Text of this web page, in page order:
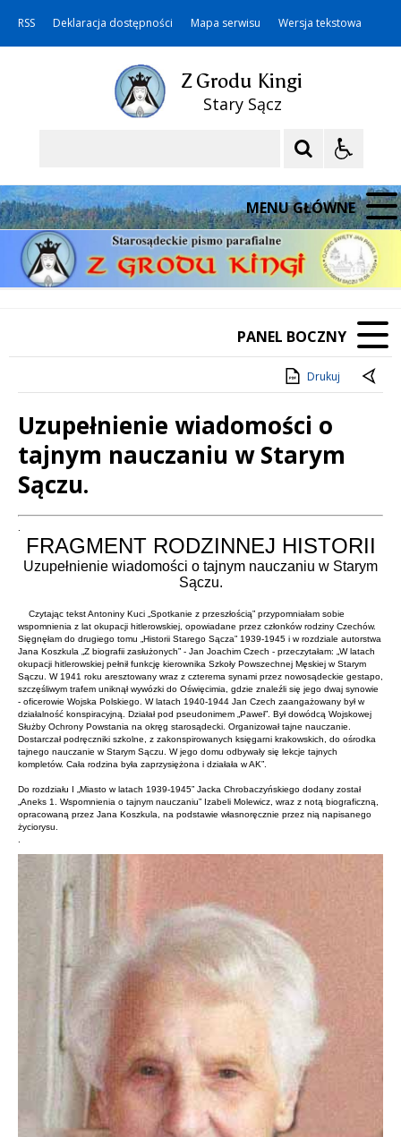
RSS Deklaracja dostępności Mapa serwisu Wersja tekstowa
Z Grodu Kingi
Stary Sącz
MENU GŁÓWNE
PANEL BOCZNY
Drukuj
Uzupełnienie wiadomości o
tajnym nauczaniu w Starym
Sączu.
Treść
FRAGMENT RODZINNEJ HISTORII
Uzupełnienie wiadomości o tajnym nauczaniu w Starym
Sączu.
Czytając tekst Antoniny Kuci „Spotkanie z przeszłością” przypomniałam sobie
wspomnienia z lat okupacji hitlerowskiej, opowiadane przez członków rodziny Czechów.
Sięgnęłam do drugiego tomu „Historii Starego Sącza” 1939-1945 i w rozdziale autorstwa
Jana Koszkula „Z biografii zasłużonych” - Jan Joachim Czech - przeczytałam: „W latach
okupacji hitlerowskiej pełnił funkcję kierownika Szkoły Powszechnej Męskiej w Starym
Sączu. W 1941 roku aresztowany wraz z czterema synami przez nowosądeckie gestapo,
szczęśliwym trafem uniknął wywózki do Oświęcimia, gdzie znaleźli się jego dwaj synowie
- oficerowie Wojska Polskiego. W latach 1940-1944 Jan Czech zaangażowany był w
działalność konspiracyjną. Działał pod pseudonimem „Paweł”. Był dowódcą Wojskowej
Służby Ochrony Powstania na okręg starosądecki. Organizował tajne nauczanie.
Dostarczał podręczniki szkolne, z zakonspirowanych księgarni krakowskich, do ośrodka
tajnego nauczanie w Starym Sączu. W jego domu odbywały się lekcje tajnych
kompletów. Cała rodzina była zaprzysiężona i działała w AK”.
Do rozdziału I „Miasto w latach 1939-1945” Jacka Chrobaczyńskiego dodany został
„Aneks 1. Wspomnienia o tajnym nauczaniu” Izabeli Molewicz, wraz z notą biograficzną,
opracowaną przez Jana Koszkula, na podstawie własnoręcznie przez nią napisanego
życiorysu.